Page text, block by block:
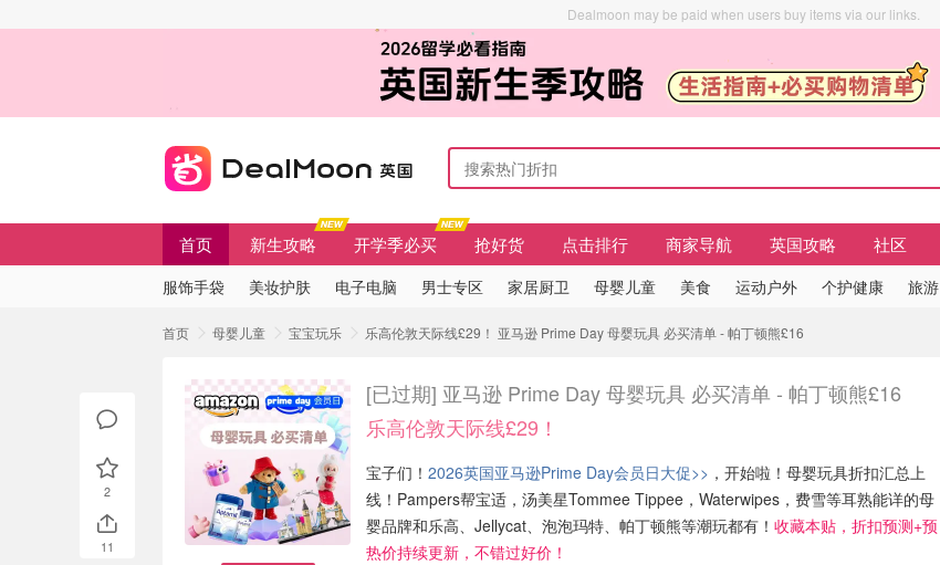
Dealmoon may be paid when users buy items via our links.
首页 新生攻略 开学季必买 抢好货 点击排行 商家导航 英国攻略 社区
服饰手袋 美妆护肤 电子电脑 男士专区 家居厨卫 母婴儿童 美食 运动户外 个护健康 旅游
首页 母婴儿童 宝宝玩乐 乐高伦敦天际线£29！ 亚马逊 Prime Day 母婴玩具 必买清单 - 帕丁顿熊£16
[已过期] 亚马逊 Prime Day 母婴玩具 必买清单 - 帕丁顿熊£16
乐高伦敦天际线£29！
宝子们！ 2026英国亚马逊Prime Day会员日大促>> ，开始啦！母婴玩具折扣汇总上
线！Pampers帮宝适，汤美星Tommee Tippee，Waterwipes，费雪等耳熟能详的母
婴品牌和乐高、Jellycat、泡泡玛特、帕丁顿熊等潮玩都有！ 收藏本贴，折扣预测+预
热价持续更新，不错过好价！
2
11